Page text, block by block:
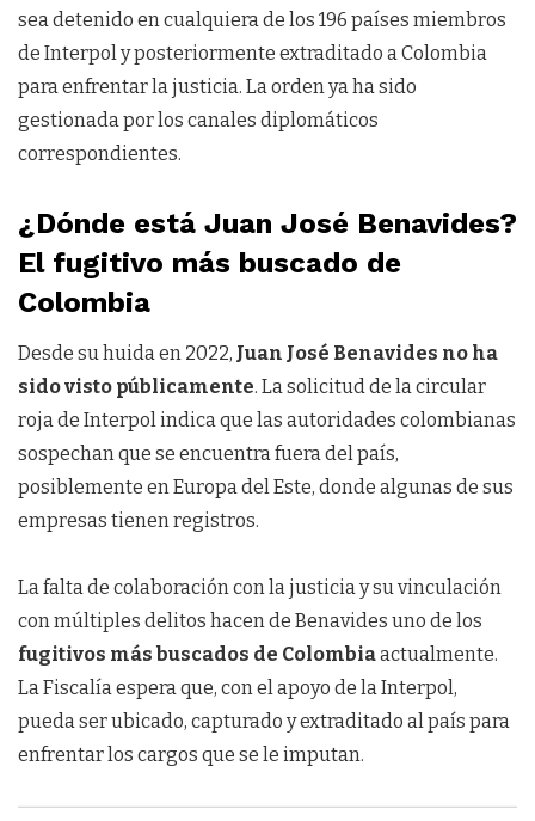
sea detenido en cualquiera de los 196 países miembros
de Interpol y posteriormente extraditado a Colombia
para enfrentar la justicia. La orden ya ha sido
gestionada por los canales diplomáticos
correspondientes.
¿Dónde está Juan José Benavides?
El fugitivo más buscado de
Colombia
Desde su huida en 2022, Juan José Benavides no ha
sido visto públicamente. La solicitud de la circular
roja de Interpol indica que las autoridades colombianas
sospechan que se encuentra fuera del país,
posiblemente en Europa del Este, donde algunas de sus
empresas tienen registros.
La falta de colaboración con la justicia y su vinculación
con múltiples delitos hacen de Benavides uno de los
fugitivos más buscados de Colombiaactualmente.
La Fiscalía espera que, con el apoyo de la Interpol,
pueda ser ubicado, capturado y extraditado al país para
enfrentar los cargos que se le imputan.